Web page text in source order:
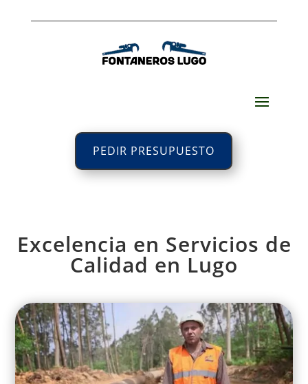
PEDIR PRESUPUESTO
Excelencia en Servicios de
Calidad en Lugo